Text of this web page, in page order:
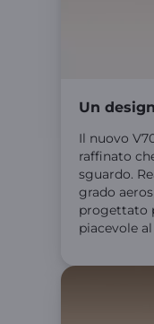
Un
Il nuovo
raffinato
sguardo.
grado
progettato
piacevole